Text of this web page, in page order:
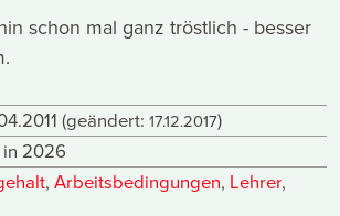
schon mal ganz tröstlich - besser
(geändert: 17.12.2017)
in 2026
, Arbeitsbedingungen, Lehrer,